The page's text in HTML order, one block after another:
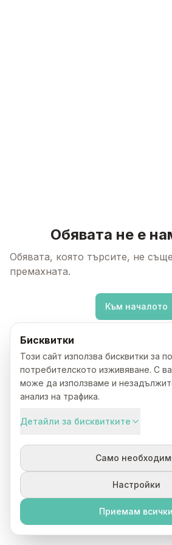
Обявата не е
Обявата, която търсите, не
премахната.
Към началото
Бисквитки
Този сайт използва бисквитки за
потребителското изживяване. С
може да използваме и
анализ на трафика.
Детайли за бисквитките
Само
Настройки
Приемам всички